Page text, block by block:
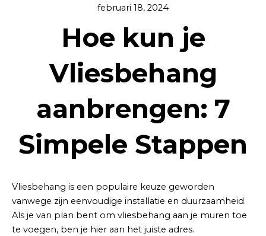
februari 18, 2024
Hoe kun je
Vliesbehang
aanbrengen: 7
Simpele Stappen
Vliesbehang is een populaire keuze geworden
vanwege zijn eenvoudige installatie en duurzaamheid.
Als je van plan bent om vliesbehang aan je muren toe
te voegen, ben je hier aan het juiste adres.